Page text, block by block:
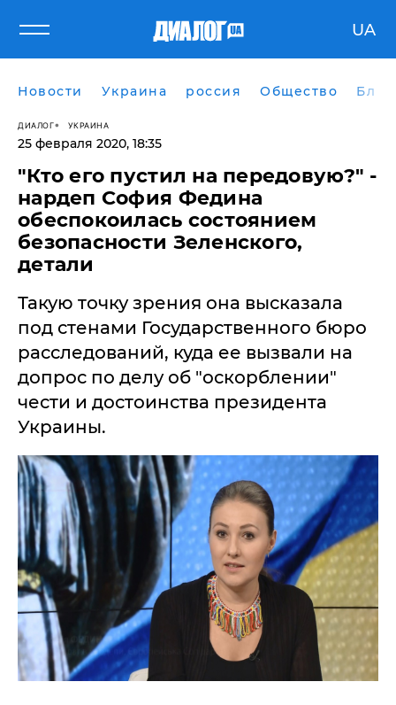
UA
Новости Украина россия Общество
ДИАЛОГ УКРАИНА
25 февраля 2020, 18:35
"Кто его пустил на передовую?" -
нардеп София Федина
обеспокоилась состоянием
безопасности Зеленского,
детали
Такую точку зрения она высказала
под стенами Государственного бюро
расследований, куда ее вызвали на
допрос по делу об "оскорблении"
чести и достоинства президента
Украины.